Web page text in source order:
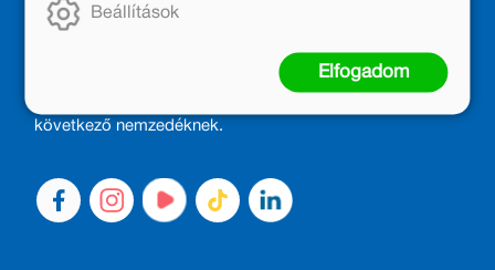
CSALÁDTAG
Kiadónk generációkat ajándékozott és ajándékoz meg az
olvasás örömével, olvasni szerető gyerekekből olvasni
következő nemzedéknek.
Beállítások
Elfogadom